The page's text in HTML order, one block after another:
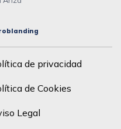
de privacidad
de Cookies
Legal